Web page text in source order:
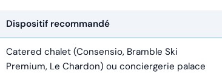
Dispositif recommandé
Catered chalet (Consensio, Bramble Ski
Premium, Le Chardon) ou conciergerie palace